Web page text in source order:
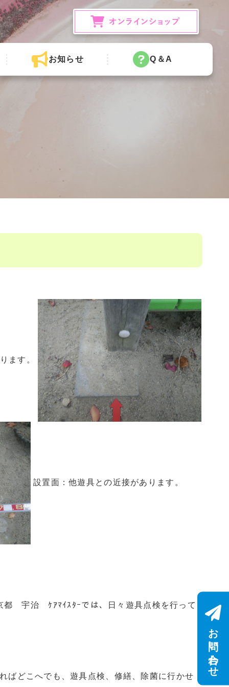
お知らせ Q＆A
ます。
設置面：他遊具との近接があります。
都 宇治 ｹｱﾏｲｽﾀｰでは、日々遊具点検を行って
ばどこへでも、遊具点検、修繕、除菌に行かせ
お問い合わせ